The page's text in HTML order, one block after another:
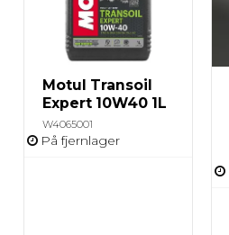
Motul Transoil
Expert 10W40 1L
W4065001
På fjernlager